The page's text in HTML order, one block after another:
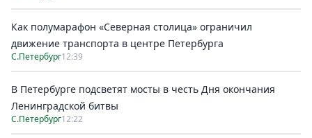
Как полумарафон «Северная столица» ограничил
движение транспорта в центре Петербурга
С.Петербург12:39
В Петербурге подсветят мосты в честь Дня окончания
Ленинградской битвы
С.Петербург12:22